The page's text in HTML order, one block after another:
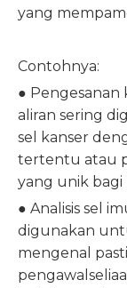
yang
Contohnya:
● Pengesanan
aliran sering
sel kanser
tertentu atau
yang unik bagi
● Analisis sel
digunakan
mengenal